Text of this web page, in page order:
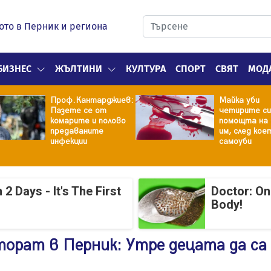
в Перник и региона
ЖЪЛТИНИ КУЛТУРА СПОРТ СВЯТ
Проф.Кантарджиев:
Пазете се от
комарите и полово
предаваните
инфекции
Майка уби
четирите
помощта на
им, след
самоуби
2 Days - It's The First
Doctor:
Body!
в Перник: Утре децата да са